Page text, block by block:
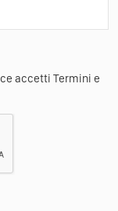
accetti Termini e